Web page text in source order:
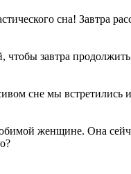
сна! Завтра
чтобы завтра
сне мы
женщине. Она